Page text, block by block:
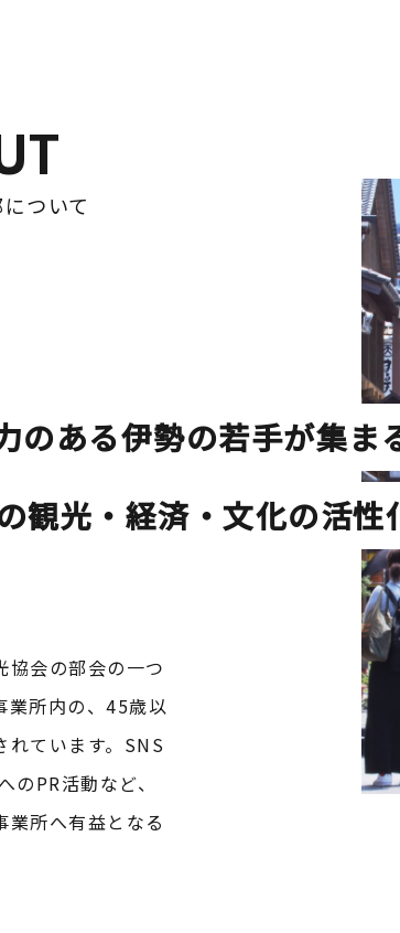
ついて
のある伊勢の若手が集ま
観光・経済・文化の活性
協会の部会の一つ
業所内の、45歳以
れています。SNS
のPR活動など、
業所へ有益となる